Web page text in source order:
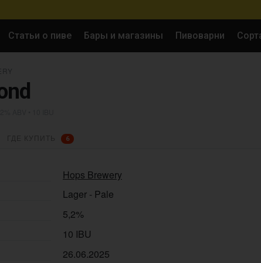
Статьи о пиве Бары и магазины Пивоварни
6
Hops Brewery
Lager - Pale
5,2%
10 IBU
26.06.2025